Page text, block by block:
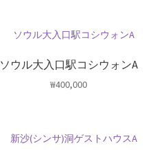
ソウル大入口駅コシウォンA
₩400,000